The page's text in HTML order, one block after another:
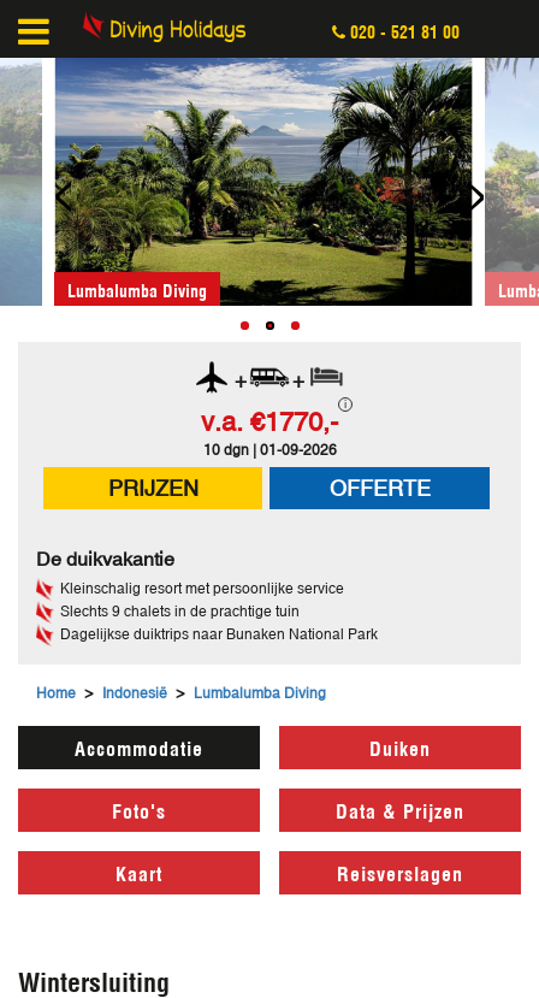
020 - 521 81 00
Lumbalumba Diving
< >
+ +
v.a. €1770,-
10 dgn | 01-09-2026
PRIJZEN OFFERTE
De duikvakantie
Kleinschalig resort met persoonlijke service
Slechts 9 chalets in de prachtige tuin
Dagelijkse duiktrips naar Bunaken National Park
Home > Indonesië > Lumbalumba Diving
Accommodatie Duiken
Foto's Data & Prijzen
Kaart Reisverslagen
Wintersluiting